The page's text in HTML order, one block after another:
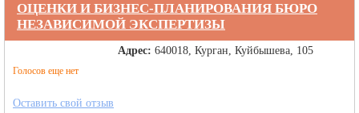
ОЦЕНКИ И БИЗНЕС-ПЛАНИРОВАНИЯ БЮРО
НЕЗАВИСИМОЙ ЭКСПЕРТИЗЫ
Голосов еще нет
Адрес: 640018, Курган, Куйбышева, 105
Оставить свой отзыв